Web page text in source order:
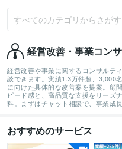
経営改善・事業コンサ
経営改善や事業に関するコンサルテ
談できます。実績1.3万件超、3,000
に向けた具体的な改善案を提案。顧
ピード感と、高品質な支援をリーズ
料。まずはチャット相談で、事業成
おすすめのサービス